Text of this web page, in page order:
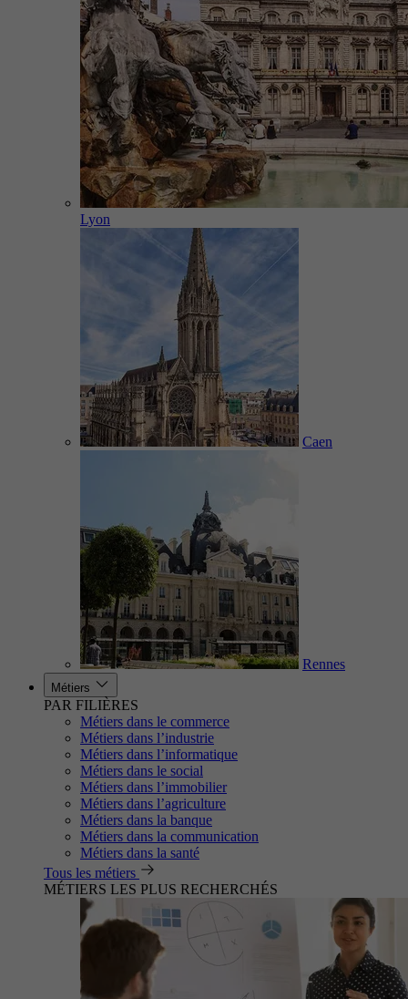
Lyon
Caen
Rennes
Métiers
PAR FILIÈRES
Métiers dans le commerce
Métiers dans l’industrie
Métiers dans l’informatique
Métiers dans le social
Métiers dans l’immobilier
Métiers dans l’agriculture
Métiers dans la banque
Métiers dans la communication
Métiers dans la santé
Tous les métiers
MÉTIERS LES PLUS RECHERCHÉS